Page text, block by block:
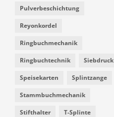
Pulverbeschichtung
Reyonkordel
Ringbuchmechanik
Ringbuchtechnik Siebdruck
Speisekarten Splintzange
Stammbuchmechanik
Stifthalter T-Splinte